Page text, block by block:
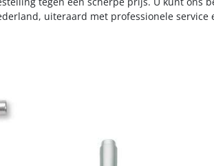
uiteraard met professionele service